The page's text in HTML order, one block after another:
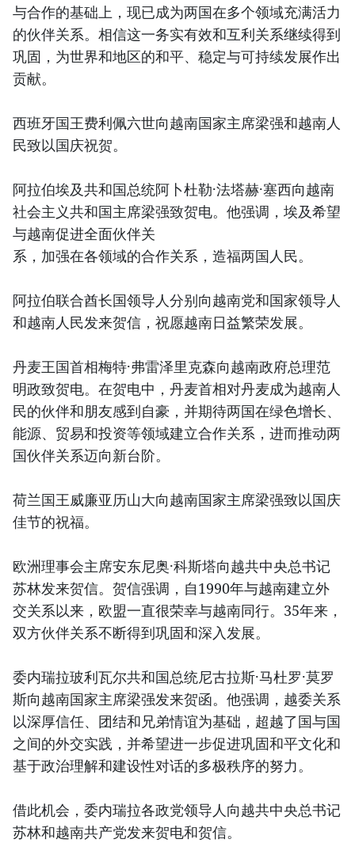
与合作的基础上，现已成为两国在多个领域充满活力
的伙伴关系。相信这一务实有效和互利关系继续得到
巩固，为世界和地区的和平、稳定与可持续发展作出
贡献。
西班牙国王费利佩六世向越南国家主席梁强和越南人
民致以国庆祝贺。
阿拉伯埃及共和国总统阿卜杜勒·法塔赫·塞西向越南
社会主义共和国主席梁强致贺电。他强调，埃及希望
与越南促进全面伙伴关
系，加强在各领域的合作关系，造福两国人民。
阿拉伯联合酋长国领导人分别向越南党和国家领导人
和越南人民发来贺信，祝愿越南日益繁荣发展。
丹麦王国首相梅特·弗雷泽里克森向越南政府总理范
明政致贺电。在贺电中，丹麦首相对丹麦成为越南人
民的伙伴和朋友感到自豪，并期待两国在绿色增长、
能源、贸易和投资等领域建立合作关系，进而推动两
国伙伴关系迈向新台阶。
荷兰国王威廉亚历山大向越南国家主席梁强致以国庆
佳节的祝福。
欧洲理事会主席安东尼奥·科斯塔向越共中央总书记
苏林发来贺信。贺信强调，自1990年与越南建立外
交关系以来，欧盟一直很荣幸与越南同行。35年来，
双方伙伴关系不断得到巩固和深入发展。
委内瑞拉玻利瓦尔共和国总统尼古拉斯·马杜罗·莫罗
斯向越南国家主席梁强发来贺函。他强调，越委关系
以深厚信任、团结和兄弟情谊为基础，超越了国与国
之间的外交实践，并希望进一步促进巩固和平文化和
基于政治理解和建设性对话的多极秩序的努力。
借此机会，委内瑞拉各政党领导人向越共中央总书记
苏林和越南共产党发来贺电和贺信。